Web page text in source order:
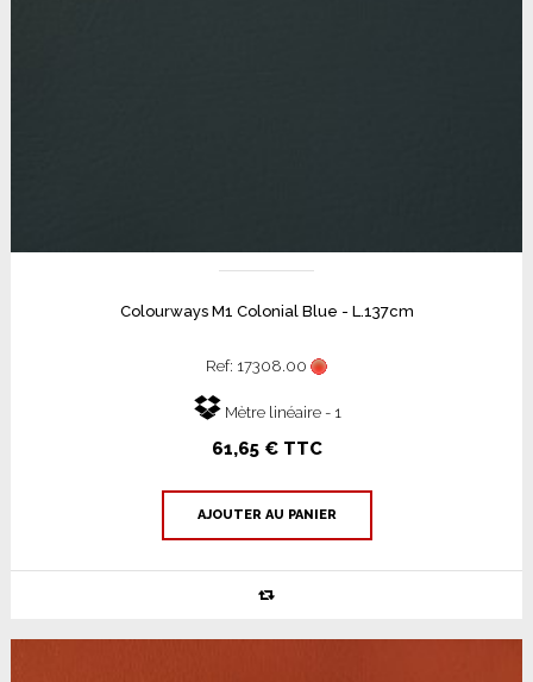
Colourways M1 Colonial Blue - L.137cm
Ref: 17308.00
Mètre linéaire - 1
61,65 € TTC
AJOUTER AU PANIER